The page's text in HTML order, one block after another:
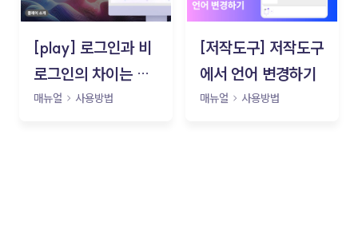
[play] 로그인과 비
로그인의 차이는 무
엇인가요?
매뉴얼 사용방법
[저작도구] 저작도구
에서 언어 변경하기
매뉴얼 사용방법